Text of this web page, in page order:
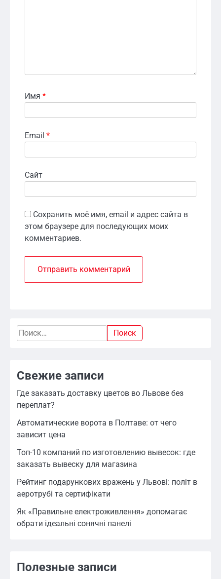
Имя *
Email *
Сайт
Сохранить моё имя, email и адрес сайта в
этом браузере для последующих моих
комментариев.
Найти:
Свежие записи
Где заказать доставку цветов во Львове без
переплат?
Автоматические ворота в Полтаве: от чего
зависит цена
Топ-10 компаний по изготовлению вывесок: где
заказать вывеску для магазина
Рейтинг подарункових вражень у Львові: політ в
аеротрубі та сертифікати
Як «Правильне електроживлення» допомагає
обрати ідеальні сонячні панелі
Полезные записи